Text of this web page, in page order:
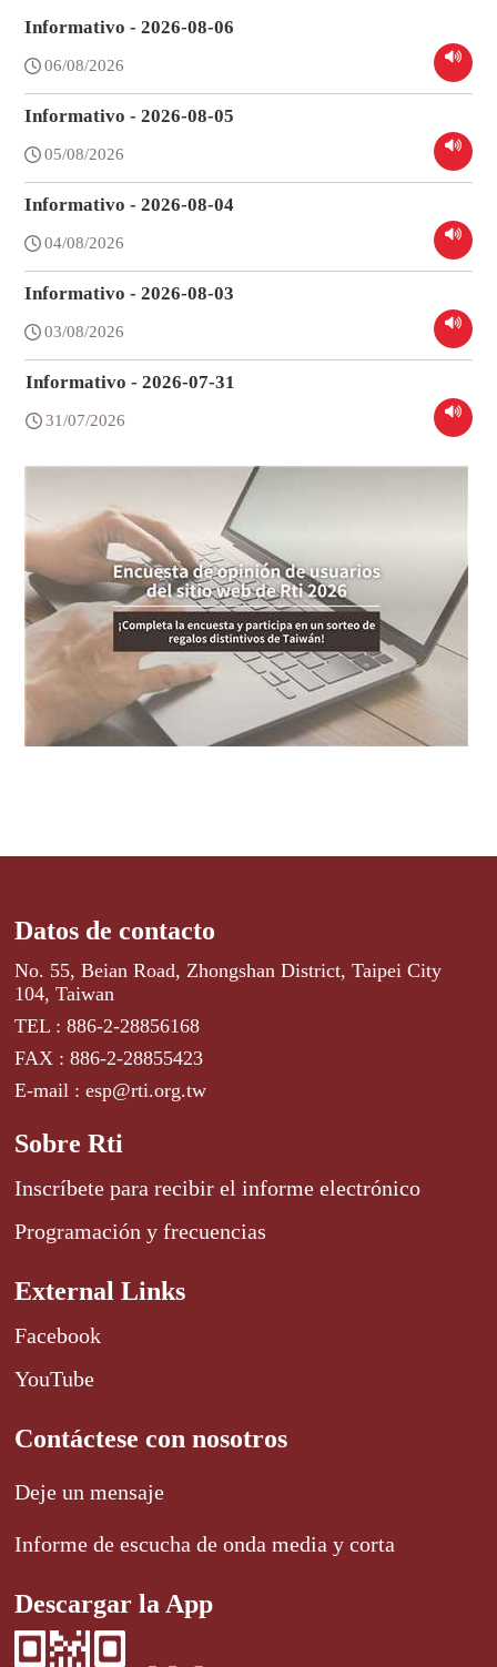
Informativo - 2026-08-06
06/08/2026
Informativo - 2026-08-05
05/08/2026
Informativo - 2026-08-04
04/08/2026
Informativo - 2026-08-03
03/08/2026
Informativo - 2026-07-31
31/07/2026
Datos de contacto
No. 55, Beian Road, Zhongshan District, Taipei City
104, Taiwan
TEL : 886-2-28856168
FAX : 886-2-28855423
E-mail : esp@rti.org.tw
Sobre Rti
Inscríbete para recibir el informe electrónico
Programación y frecuencias
External Links
Facebook
YouTube
Contáctese con nosotros
Deje un mensaje
Informe de escucha de onda media y corta
Descargar la App